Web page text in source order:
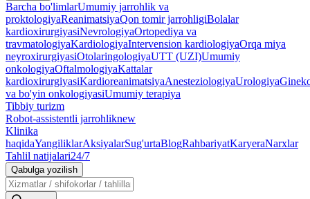
Barcha bo'limlarUmumiy jarrohlik va
proktologiyaReanimatsiyaQon tomir jarrohligiBolalar
kardioxirurgiyasiNevrologiyaOrtopediya va
travmatologiyaKardiologiyaIntervension kardiologiyaOrqa miya
neyroxirurgiyasiOtolaringologiyaUTT (UZI)Umumiy
onkologiyaOftalmologiyaKattalar
kardioxirurgiyasiKardioreanimatsiyaAnesteziologiyaUrologiya
va bo'yin onkologiyasiUmumiy terapiya
Tibbiy turizm
Robot-assistentli jarrohliknew
Klinika
haqidaYangiliklarAksiyalarSug'urtaBlogRahbariyatKaryeraNarxlar
Tahlil natijalari24/7
Qabulga yozilish